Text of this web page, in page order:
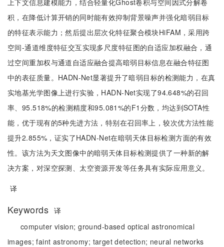
上下文信息建模能力，结合轻量化Ghost卷积与空间因式分解卷
积，在降低计算开销的同时能有效抑制背景噪声并强化暗弱目标
的特征表示能力；然后提出层次化特征聚合模块HiFAM，采用跨
空间-通道维度特征交互实现多尺度特征图的自适应加权融合，通
过空间重加权与通道自适应融合提高暗弱目标信息在融合特征图
中的表征质量。HADN-Net显著提升了暗弱目标的检测能力，在真
实地基光学图像上进行实验，HADN-Net实现了94.648%的召回
率、95.518%的检测精度和95.081%的F1分数，均达到SOTA性
能，优于现有的5种先进方法，特别在召回率上，较次优方法性能
提升2.855%，证实了HADN-Net在暗弱天体目标检测方面的有效
性。该方法为天文图像中的暗弱天体目标检测提供了一种新的解
决方案，对深空探测、太空资源开发等任务具有实际应用意义。
译
Keywords 译
computer vision;ground-based optical astronomical
images;faint astronomy; target detection; neural networks